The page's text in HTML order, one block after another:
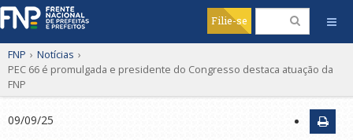
Filie-se
FNP › Notícias ›
PEC 66 é promulgada e presidente do Congresso destaca atuação da
FNP
09/09/25